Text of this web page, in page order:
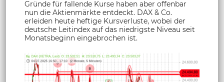
Gründe für fallende Kurse haben aber offenbar
nun die Aktienmärkte entdeckt. DAX & Co.
erleiden heute heftige Kursverluste, wobei der
deutsche Leitindex auf das niedrigste Niveau seit
Monatsbeginn eingebrochen ist.